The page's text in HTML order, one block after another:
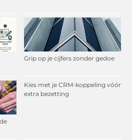
Grip op je cijfers zonder gedoe
Kies met je CRM-koppeling vóór
extra bezetting